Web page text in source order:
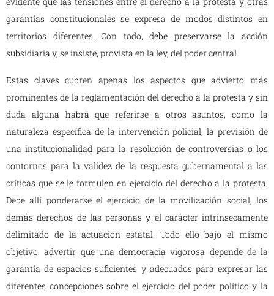
garantías constitucionales se expresa de modos distintos en
territorios diferentes. Con todo, debe preservarse la acción
subsidiaria y, se insiste, provista en la ley, del poder central.
Estas claves cubren apenas los aspectos que advierto más
prominentes de la reglamentación del derecho a la protesta y sin
duda alguna habrá que referirse a otros asuntos, como la
naturaleza específica de la intervención policial, la previsión de
una institucionalidad para la resolución de controversias o los
contornos para la validez de la respuesta gubernamental a las
críticas que se le formulen en ejercicio del derecho a la protesta.
Debe allí ponderarse el ejercicio de la movilización social, los
demás derechos de las personas y el carácter intrínsecamente
delimitado de la actuación estatal. Todo ello bajo el mismo
objetivo: advertir que una democracia vigorosa depende de la
garantía de espacios suficientes y adecuados para expresar las
diferentes concepciones sobre el ejercicio del poder político y la